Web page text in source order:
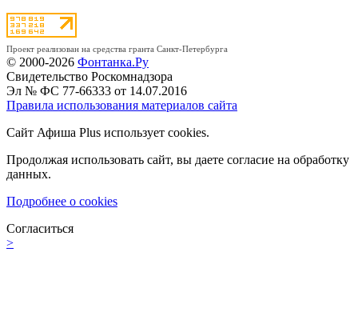
Проект реализован на средства гранта Санкт-Петербурга
© 2000-2026 Фонтанка.Ру
Свидетельство Роскомнадзора
Эл № ФС 77-66333 от 14.07.2016
Правила использования материалов сайта
Сайт Афиша Plus использует cookies.
Продолжая использовать сайт, вы даете согласие на обработку
данных.
Подробнее о cookies
Согласиться
>